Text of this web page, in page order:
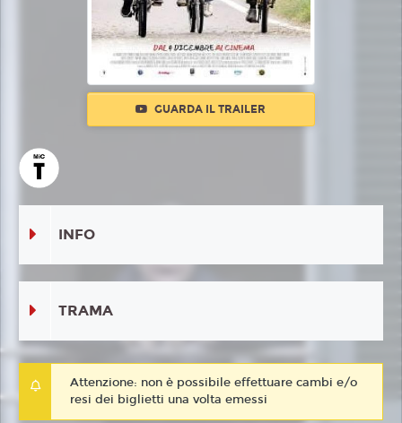
GUARDA IL TRAILER
INFO
TRAMA
Attenzione: non è possibile effettuare cambi e/o
resi dei biglietti una volta emessi